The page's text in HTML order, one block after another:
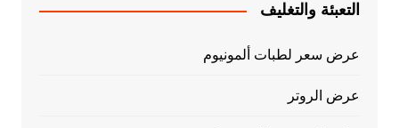
التعبئة والتغليف
عرض سعر لطبات ألمونيوم
عرض الروتر